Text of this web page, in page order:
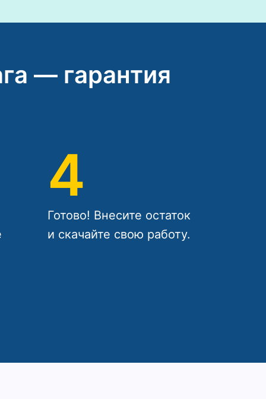
— гарантия
4
Готово! Внесите остаток
и скачайте свою работу.